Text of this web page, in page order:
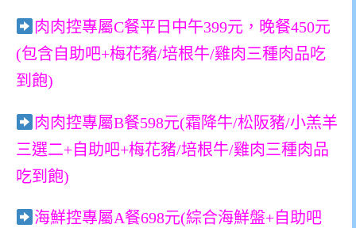
肉肉控專屬C餐平日中午399元，晚餐450元
(包含自助吧+梅花豬/培根牛/雞肉三種肉品吃
到飽)
肉肉控專屬B餐598元(霜降牛/松阪豬/小羔羊
三選二+自助吧+梅花豬/培根牛/雞肉三種肉品
吃到飽)
海鮮控專屬A餐698元(綜合海鮮盤+自助吧